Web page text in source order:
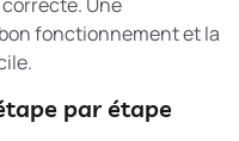
fonctionnement et la
par étape